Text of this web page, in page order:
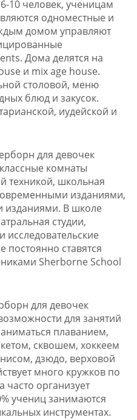
10 человек, ученицам
одноместные и
домом управляют
Дома делятся на
и mix age house.
столовой, меню
блюд и закусок.
иудейской и
для девочек
комнаты
техникой, школьная
изданиями,
изданиями. В школе
студии,
постоянно ставятся
Sherborne School
для девочек
для занятий
плаванием,
сквошем, хоккеем
дзюдо, верховой
много кружков по
часто организует
учениц занимаются
инструментах.